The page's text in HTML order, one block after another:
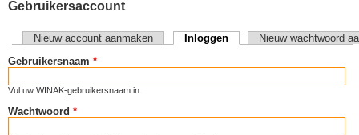
Gebruikersaccount
Primaire tabs
Nieuw account aanmaken Inloggen(actieve tabblad)
Nieuw wachtwoord
Gebruikersnaam *
Vul uw WINAK-gebruikersnaam in.
Wachtwoord *